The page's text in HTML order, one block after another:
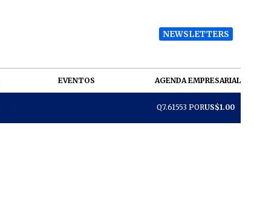
NEWSLETTERS
EVENTOS AGENDA EMPRESARIAL
Q7.61553 PORUS$1.00